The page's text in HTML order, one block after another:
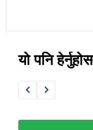
यो पनि हेर्नुहोस